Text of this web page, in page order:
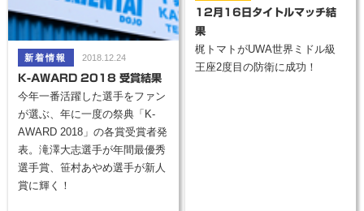
2018.12.24
K-AWARD 2018 受賞結果
今年一番活躍した選手をファン
が選ぶ、年に一度の祭典「K-
AWARD 2018」の各賞受賞者発
表。滝澤大志選手が年間最優秀
選手賞、笹村あやめ選手が新人
賞に輝く！
12月16日タイトルマッチ結
果
梶トマトがUWA世界ミドル級
王座2度目の防衛に成功！